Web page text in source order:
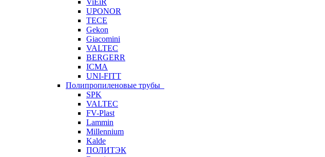
ViEiR
UPONOR
TECE
Gekon
Giacomini
VALTEC
BERGERR
ICMA
UNI-FITT
Полипропиленовые трубы
SPK
VALTEC
FV-Plast
Lammin
Millennium
Kalde
ПОЛИТЭК